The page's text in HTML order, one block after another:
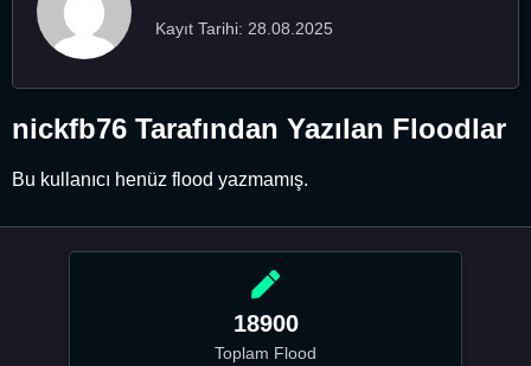
Kayıt Tarihi: 28.08.2025
nickfb76 Tarafından Yazılan Floodlar
Bu kullanıcı henüz flood yazmamış.
18900
Toplam Flood